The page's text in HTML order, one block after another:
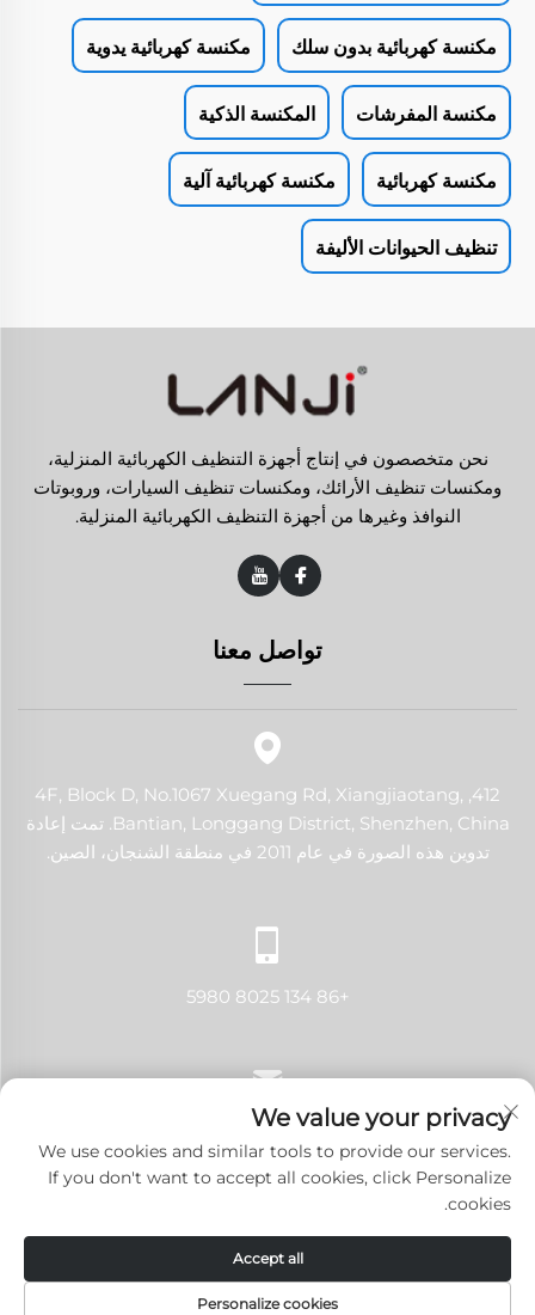
مكنسة كهربائية بدون سلك مكنسة كهربائية يدوية
مكنسة المفرشات المكنسة الذكية
مكنسة كهربائية مكنسة كهربائية آلية
تنظيف الحيوانات الأليفة
نحن متخصصون في إنتاج أجهزة التنظيف الكهربائية المنزلية،
ومكنسات تنظيف الأرائك، ومكنسات تنظيف السيارات، وروبوتات
النوافذ وغيرها من أجهزة التنظيف الكهربائية المنزلية.
تواصل معنا
412, 4F, Block D, No.1067 Xuegang Rd, Xiangjiaotang,
Bantian, Longgang District, Shenzhen, China. تمت إعادة
تدوين هذه الصورة في عام 2011 في منطقة الشنجان، الصين.
+86 134 8025 5980
[email protected]
حقوق النشر © 2024 شنتشن لانجي تك كو., لتد. جميع الحقوق محفوظة.
سياسة الخصوصية
We value your privacy
We use cookies and similar tools to provide our services.
If you don't want to accept all cookies, click Personalize
cookies.
Personalize cookies
Accept all